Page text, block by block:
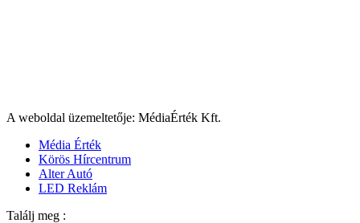
A weboldal üzemeltetője: MédiaÉrték Kft.
Média Érték
Körös Hírcentrum
Alter Autó
LED Reklám
Találj meg :